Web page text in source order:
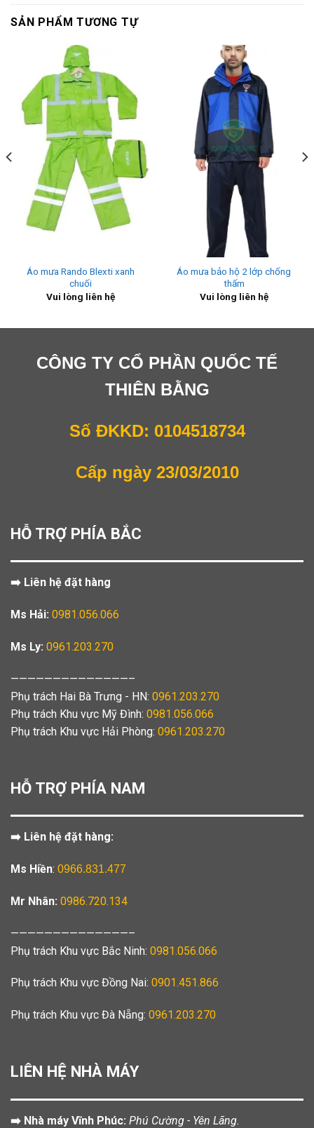
SẢN PHẨM TƯƠNG TỰ
Áo mưa Rando Blexti xanh
chuối
Vui lòng liên hệ
Áo mưa bảo hộ 2 lớp chống
thấm
Vui lòng liên hệ
CÔNG TY CỔ PHẦN QUỐC TẾ
THIÊN BẰNG
Số ĐKKD: 0104518734
Cấp ngày 23/03/2010
HỖ TRỢ PHÍA BẮC
➡️ Liên hệ đặt hàng
Ms Hải: 0981.056.066
Ms Ly: 0961.203.270
——————————————–
Phụ trách Hai Bà Trưng - HN: 0961.203.270
Phụ trách Khu vực Mỹ Đình: 0981.056.066
Phụ trách Khu vực Hải Phòng: 0961.203.270
HỖ TRỢ PHÍA NAM
➡️ Liên hệ đặt hàng:
Ms Hiền: 0966.831.477
Mr Nhân: 0986.720.134
——————————————–
Phụ trách Khu vực Bắc Ninh: 0981.056.066
Phụ trách Khu vực Đồng Nai: 0901.451.866
Phụ trách Khu vực Đà Nẵng: 0961.203.270
LIÊN HỆ NHÀ MÁY
➡️ Nhà máy Vĩnh Phúc: Phú Cường - Yên Lãng.